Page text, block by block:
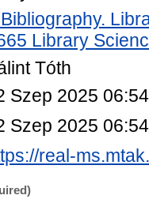
Library
Tóth
Szep 2025 06:54
Szep 2025 06:54
real-